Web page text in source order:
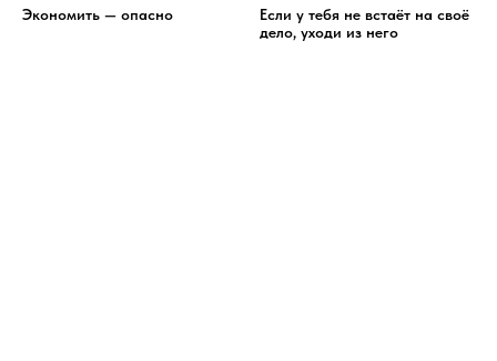
Экономить — опасно
Если у тебя не встаёт на своё
дело, уходи из него